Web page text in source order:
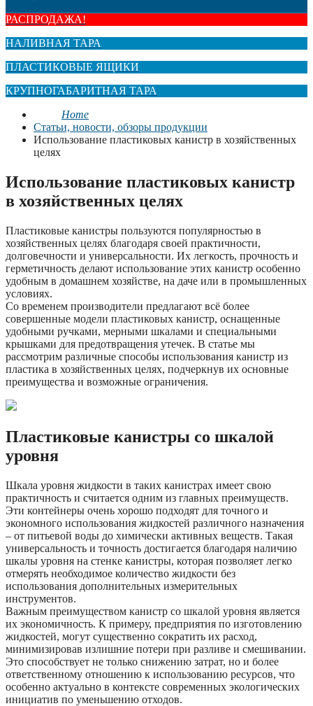
РАСПРОДАЖА!
НАЛИВНАЯ ТАРА
ПЛАСТИКОВЫЕ ЯЩИКИ
КРУПНОГАБАРИТНАЯ ТАРА
Home
Статьи, новости, обзоры продукции
Использование пластиковых канистр в хозяйственных
целях
Использование пластиковых канистр
в хозяйственных целях
Пластиковые канистры пользуются популярностью в
хозяйственных целях благодаря своей практичности,
долговечности и универсальности. Их легкость, прочность и
герметичность делают использование этих канистр особенно
удобным в домашнем хозяйстве, на даче или в промышленных
условиях.
Со временем производители предлагают всё более
совершенные модели пластиковых канистр, оснащенные
удобными ручками, мерными шкалами и специальными
крышками для предотвращения утечек. В статье мы
рассмотрим различные способы использования канистр из
пластика в хозяйственных целях, подчеркнув их основные
преимущества и возможные ограничения.
Пластиковые канистры со шкалой
уровня
Шкала уровня жидкости в таких канистрах имеет свою
практичность и считается одним из главных преимуществ.
Эти контейнеры очень хорошо подходят для точного и
экономного использования жидкостей различного назначения
– от питьевой воды до химически активных веществ. Такая
универсальность и точность достигается благодаря наличию
шкалы уровня на стенке канистры, которая позволяет легко
отмерять необходимое количество жидкости без
использования дополнительных измерительных
инструментов.
Важным преимуществом канистр со шкалой уровня является
их экономичность. К примеру, предприятия по изготовлению
жидкостей, могут существенно сократить их расход,
минимизировав излишние потери при разливе и смешивании.
Это способствует не только снижению затрат, но и более
ответственному отношению к использованию ресурсов, что
особенно актуально в контексте современных экологических
инициатив по уменьшению отходов.